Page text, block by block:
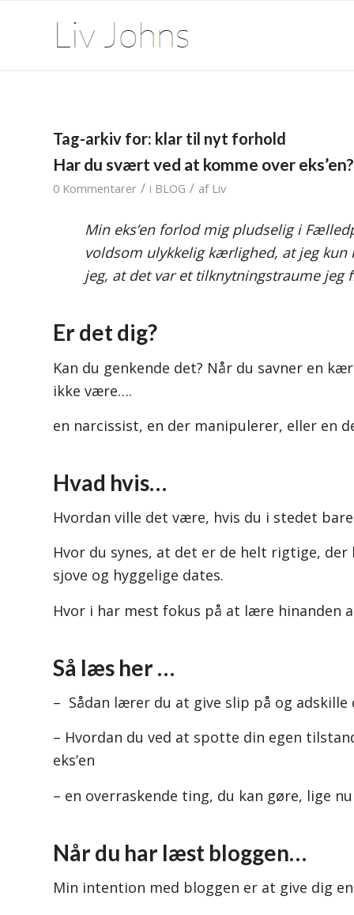
Tag-arkiv for: klar til nyt forhold
Har du svært ved at komme over eks’en?
0 Kommentarer / i BLOG / af Liv
Min eks’en forlod mig pludselig i
voldsom ulykkelig kærlighed, at jeg
jeg, at det var et tilknytningstraume jeg
Er det dig?
Kan du genkende det? Når du savner en
ikke være….
en narcissist, en der manipulerer, eller en
Hvad hvis…
Hvordan ville det være, hvis du i stedet
Hvor du synes, at det er de helt rigtige,
sjove og hyggelige dates.
Hvor i har mest fokus på at lære hinanden
Så læs her …
– Sådan lærer du at give slip på og
– Hvordan du ved at spotte din egen
eks’en
– en overraskende ting, du kan gøre, lige nu
Når du har læst bloggen…
Min intention med bloggen er at give dig